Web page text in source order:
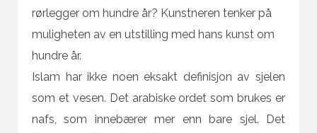
rørlegger om hundre år? Kunstneren tenker på
muligheten av en utstilling med hans kunst om
hundre år.
Islam har ikke noen eksakt definisjon av sjelen
som et vesen. Det arabiske ordet som brukes er
nafs, som innebærer mer enn bare sjel. Det